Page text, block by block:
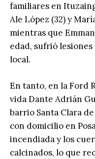
familiares en
Ale López (32) y
mientras que
edad, sufrió
local.
En tanto, en la Ford
vida Dante Adrián
barrio Santa Clara
con domicilio en
incendiada y los
calcinados, lo que